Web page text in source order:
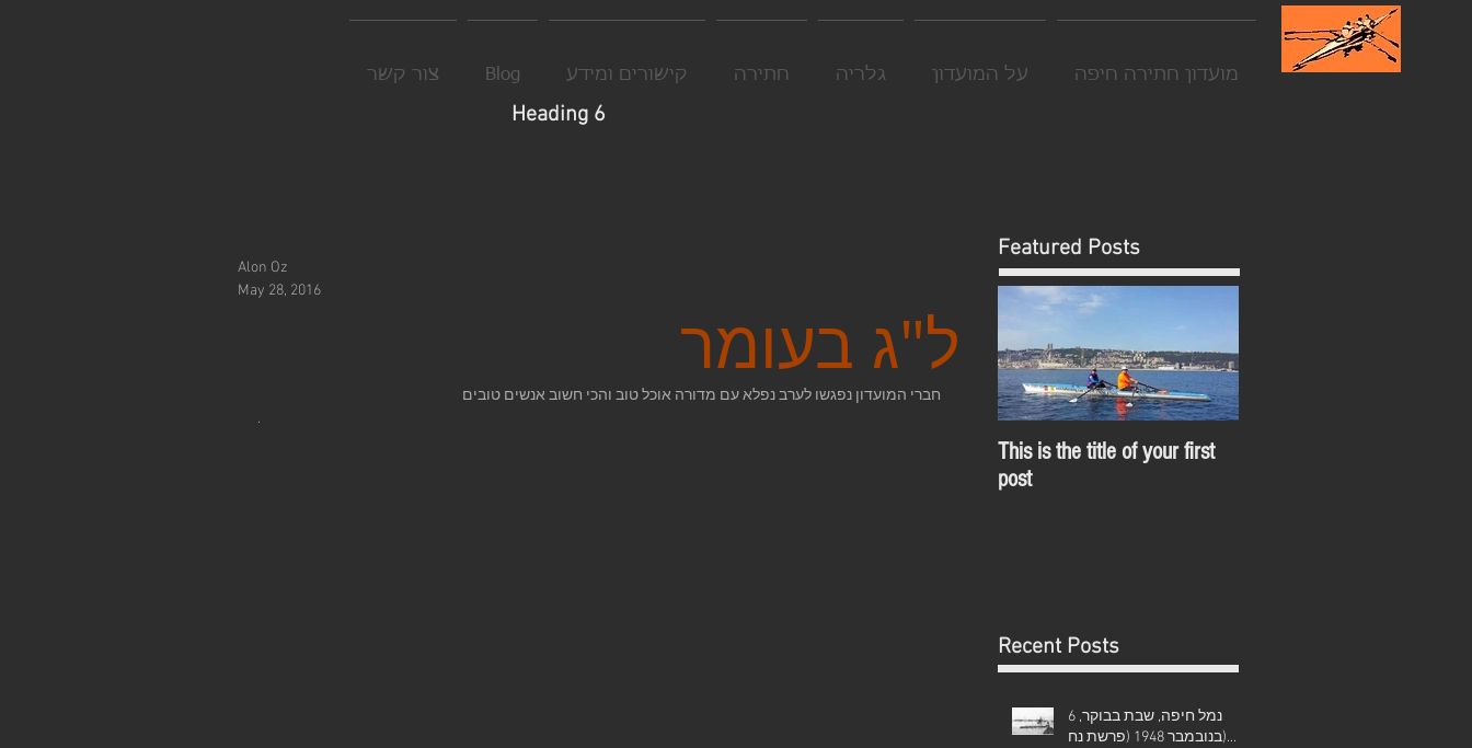
מועדון חתירה חיפה על המועדון גלריה חתירה קישורים ומידע Blog צור קשר
Heading 6
ל"ג בעומר
Alon Oz
May 28, 2016
חברי המועדון נפגשו לערב נפלא עם מדורה אוכל טוב והכי חשוב אנשים טובים
.
Featured Posts
This is the title of your first
post
Recent Posts
נמל חיפה, שבת בבוקר, 6
בנובמבר 1948 (פרשת נח)...